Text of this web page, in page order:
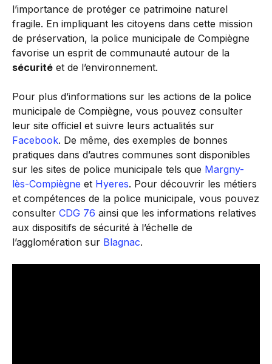
l’importance de protéger ce patrimoine naturel
fragile. En impliquant les citoyens dans cette mission
de préservation, la police municipale de Compiègne
favorise un esprit de communauté autour de la
sécurité et de l’environnement.
Pour plus d’informations sur les actions de la police
municipale de Compiègne, vous pouvez consulter
leur site officiel et suivre leurs actualités sur
Facebook. De même, des exemples de bonnes
pratiques dans d’autres communes sont disponibles
sur les sites de police municipale tels que Margny-
lès-Compiègne et Hyeres. Pour découvrir les métiers
et compétences de la police municipale, vous pouvez
consulter CDG 76 ainsi que les informations relatives
aux dispositifs de sécurité à l’échelle de
l’agglomération sur Blagnac.